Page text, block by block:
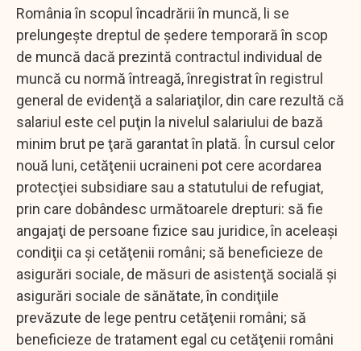
România în scopul încadrării în muncă, li se
prelungeşte dreptul de şedere temporară în scop
de muncă dacă prezintă contractul individual de
muncă cu normă întreagă, înregistrat în registrul
general de evidenţă a salariaţilor, din care rezultă că
salariul este cel puţin la nivelul salariului de bază
minim brut pe ţară garantat în plată. În cursul celor
nouă luni, cetăţenii ucraineni pot cere acordarea
protecţiei subsidiare sau a statutului de refugiat,
prin care dobândesc următoarele drepturi: să fie
angajaţi de persoane fizice sau juridice, în aceleaşi
condiţii ca şi cetăţenii români; să beneficieze de
asigurări sociale, de măsuri de asistenţă socială şi
asigurări sociale de sănătate, în condiţiile
prevăzute de lege pentru cetăţenii români; să
beneficieze de tratament egal cu cetăţenii români